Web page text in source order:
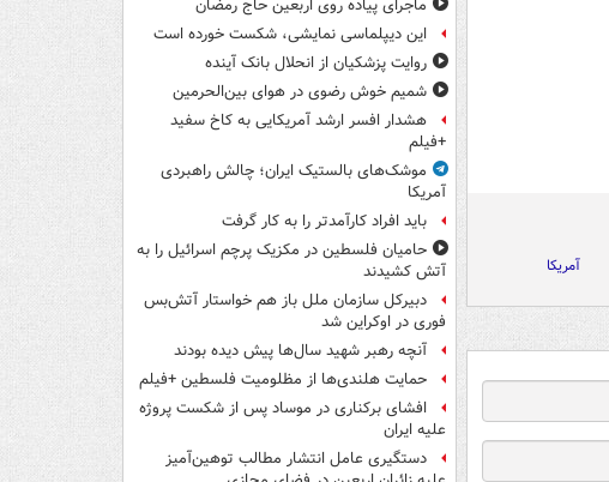
آمریکا
ماجرای پیاده روی اربعین حاج رمضان
این دیپلماسی نمایشی، شکست خورده است
روایت پزشکیان از انحلال بانک آینده
شمیم خوش رضوی در هوای بین‌الحرمین
هشدار افسر ارشد آمریکایی به کاخ سفید
+فیلم
موشک‌های بالستیک ایران؛ چالش راهبردی
آمریکا
باید افراد کارآمدتر را به کار گرفت
حامیان فلسطین در مکزیک پرچم اسرائیل را به
آتش کشیدند
دبیرکل سازمان ملل باز هم خواستار آتش‌بس
فوری در اوکراین شد
آنچه رهبر شهید سال‌ها پیش دیده بودند
حمایت هلندی‌ها از مظلومیت فلسطین +فیلم
افشای برکناری در موساد پس از شکست پروژه
علیه ایران
دستگیری عامل انتشار مطالب توهین‌آمیز